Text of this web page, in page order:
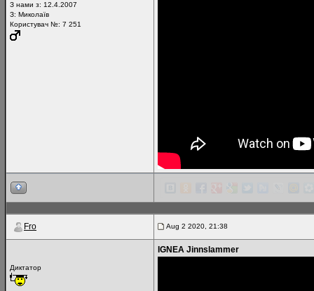
З нами з: 12.4.2007
З: Миколаїв
Користувач №: 7 251
Fro Aug 2 2020, 21:38
Диктатор
IGNEA Jinnslammer